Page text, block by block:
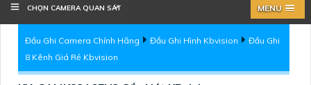
CHỌN CAMERA QUAN SÁT MENU
Đầu Ghi Camera Chính Hãng Đầu Ghi Hình Kbvision
Đầu Ghi
8 Kênh Giá Rẻ Kbvision